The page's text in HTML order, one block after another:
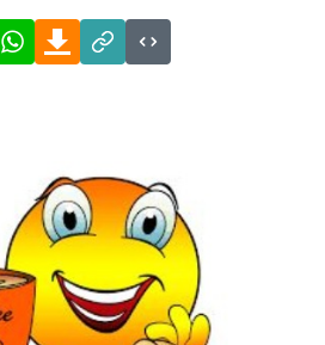
FacebookWhatsAppDownload
Link
Code